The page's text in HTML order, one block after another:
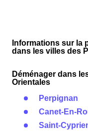
Informations sur la
dans les villes des
Déménager dans
Orientales
Perpignan
Canet-En-
Saint-